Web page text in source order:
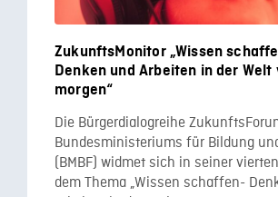
ZukunftsMonitor „Wissen
Denken und Arbeiten in der Welt
morgen“
Die Bürgerdialogreihe
Bundesministeriums für Bildung
(BMBF) widmet sich in seiner
dem Thema „Wissen schaffen-